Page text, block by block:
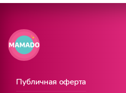
Публичная оферта